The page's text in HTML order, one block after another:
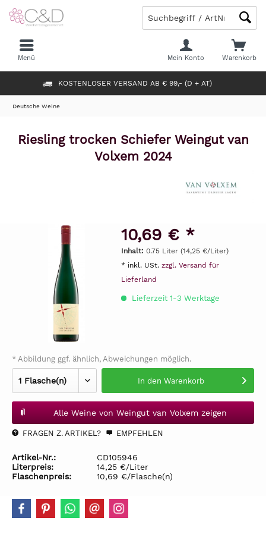
KOSTENLOSER VERSAND AB € 99,- (D + AT)
Warenkorb
Mein Konto
Menü
Deutsche Weine
Riesling trocken Schiefer Weingut van
Volxem 2024
10,69 € *
Inhalt: 0.75 Liter (14,25 €/Liter)
* inkl. USt. zzgl. Versand für
Lieferland
Lieferzeit 1-3 Werktage
* Abbildung ggf. ähnlich, Abweichungen möglich.
In den Warenkorb
Alle Weine von Weingut van Volxem zeigen
FRAGEN Z. ARTIKEL? EMPFEHLEN
Artikel-Nr.:
CD105946
Literpreis:
14,25 €/Liter
Flaschenpreis:
10,69 €/Flasche(n)